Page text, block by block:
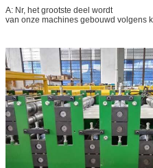
A: Nr, het grootste deel wordt
van onze machines gebouwd volgens